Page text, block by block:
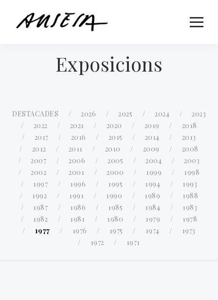
Exposicions
DESTACADES 2026 2025 2024
2023
2022
2021 2020 2019
2018
2017
2016 2015 2014
2013
2012
2011 2010 2009
2008
2007
2006 2005 2004
2003
2002
2001 2000 1999
1998
1997
1996 1995 1994
1993
1992
1991 1990 1989
1988
1987
1986 1985 1984
1983
1982
1981 1980 1979
1978
1977
1976 1975 1974
1973
1972
1971